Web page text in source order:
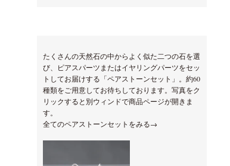
たくさんの天然石の中からよく似た二つの石を選
び、ピアスパーツまたはイヤリングパーツをセッ
トしてお届けする「ペアストーンセット」。約60
種類をご用意してお待ちしております。写真をク
リックすると別ウィンドで商品ページが開きま
す。
全てのペアストーンセットをみる→